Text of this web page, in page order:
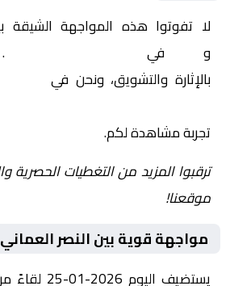
لا تفوتوا هذه المواجهة الشيقة
وبهلاء في
بالإثارة والتشويق، ونحن في
تجربة مشاهدة لكم.
ترقبوا المزيد من التغطيات الحصرية
موقعنا!
مواجهة قوية بين النصر
يستضيف